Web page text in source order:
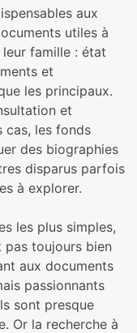
aux
utiles à
famille : état
et
les principaux.
et
cas, les fonds
des biographies
disparus parfois
à explorer.
les plus simples,
pas toujours bien
aux documents
passionnants
sont presque
Or la recherche à